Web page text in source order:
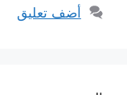
أضف تعليق